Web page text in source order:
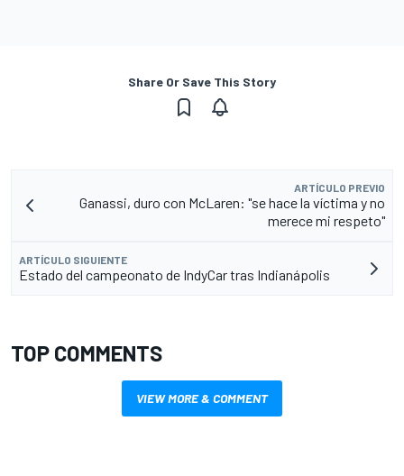
Share Or Save This Story
ARTÍCULO PREVIO
Ganassi, duro con McLaren: "se hace la víctima y no
merece mi respeto"
ARTÍCULO SIGUIENTE
Estado del campeonato de IndyCar tras Indianápolis
TOP COMMENTS
VIEW MORE & COMMENT